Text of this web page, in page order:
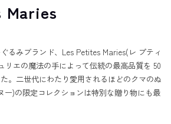
Maries
るみブランド、Les Petites Maries(レ プティ
リエの魔法の手によって伝統の最高品質を 50
。二世代にわたり愛用されるほどのクマのぬ
ー)の限定コレクションは特別な贈り物にも最